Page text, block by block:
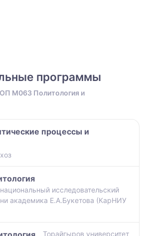
программы
M063 Политология и
процессы и
исследовательский
академика Е.А.Букетова (КарНИУ
Торайгыров университет